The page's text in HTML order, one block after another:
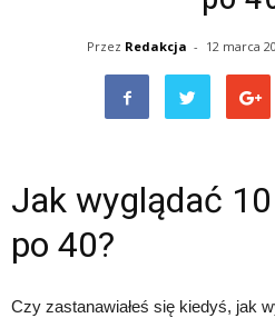
Przez Redakcja - 12 marca
Jak wyglądać
po 40?
Czy zastanawiałeś się kiedyś, jak